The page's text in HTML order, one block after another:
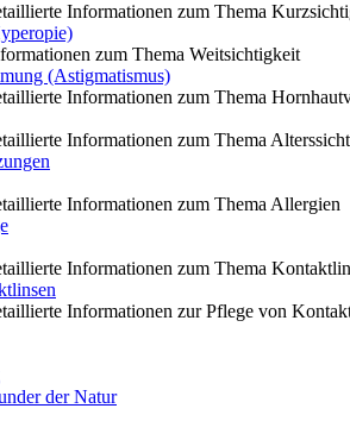
Informationen zum Thema
zum Thema Weitsichtigkeit
(Astigmatismus)
Informationen zum Thema
Informationen zum Thema
Informationen zum Thema Allergien
Informationen zum Thema
Informationen zur Pflege von
der Natur